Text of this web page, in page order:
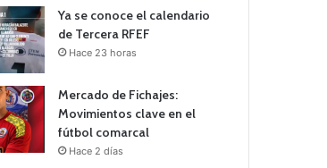
Ya se conoce el calendario
de Tercera RFEF
Hace 23 horas
Mercado de Fichajes:
Movimientos clave en el
fútbol comarcal
Hace 2 días